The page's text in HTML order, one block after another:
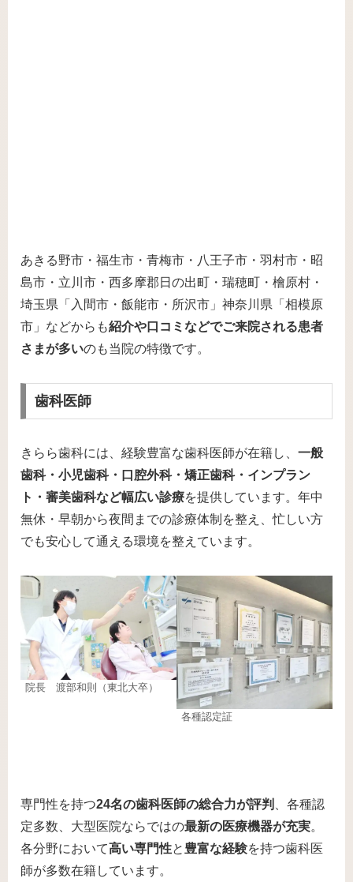
あきる野市・福生市・青梅市・八王子市・羽村市・昭
島市・立川市・西多摩郡日の出町・瑞穂町・檜原村・
埼玉県「入間市・飯能市・所沢市」神奈川県「相模原
市」などからも紹介や口コミなどでご来院される患者
さまが多いのも当院の特徴です。
歯科医師
きらら歯科には、経験豊富な歯科医師が在籍し、 一般
歯科・小児歯科・口腔外科・矯正歯科・インプラン
ト・審美歯科など幅広い診療を提供しています。年中
無休・早朝から夜間までの診療体制を整え、忙しい方
でも安心して通える環境を整えています。
院長 渡部和則（東北大卒）
各種認定証
専門性を持つ24名の歯科医師の総合力が評判
、各種認
定多数、大型医院ならではの最新の医療機器が充実。
各分野において高い専門性と 豊富な経験を持つ歯科医
師が多数在籍しています。